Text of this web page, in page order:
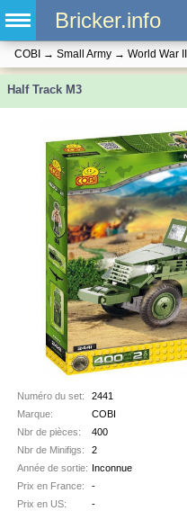
Bricker.info
COBI → Small Army → World War II
Half Track M3
Numéro du set:
2441
Marque:
COBI
Nbr de pièces:
400
Nbr de Minifigs:
2
Année de sortie:
Inconnue
Prix en France:
-
Prix en US:
-